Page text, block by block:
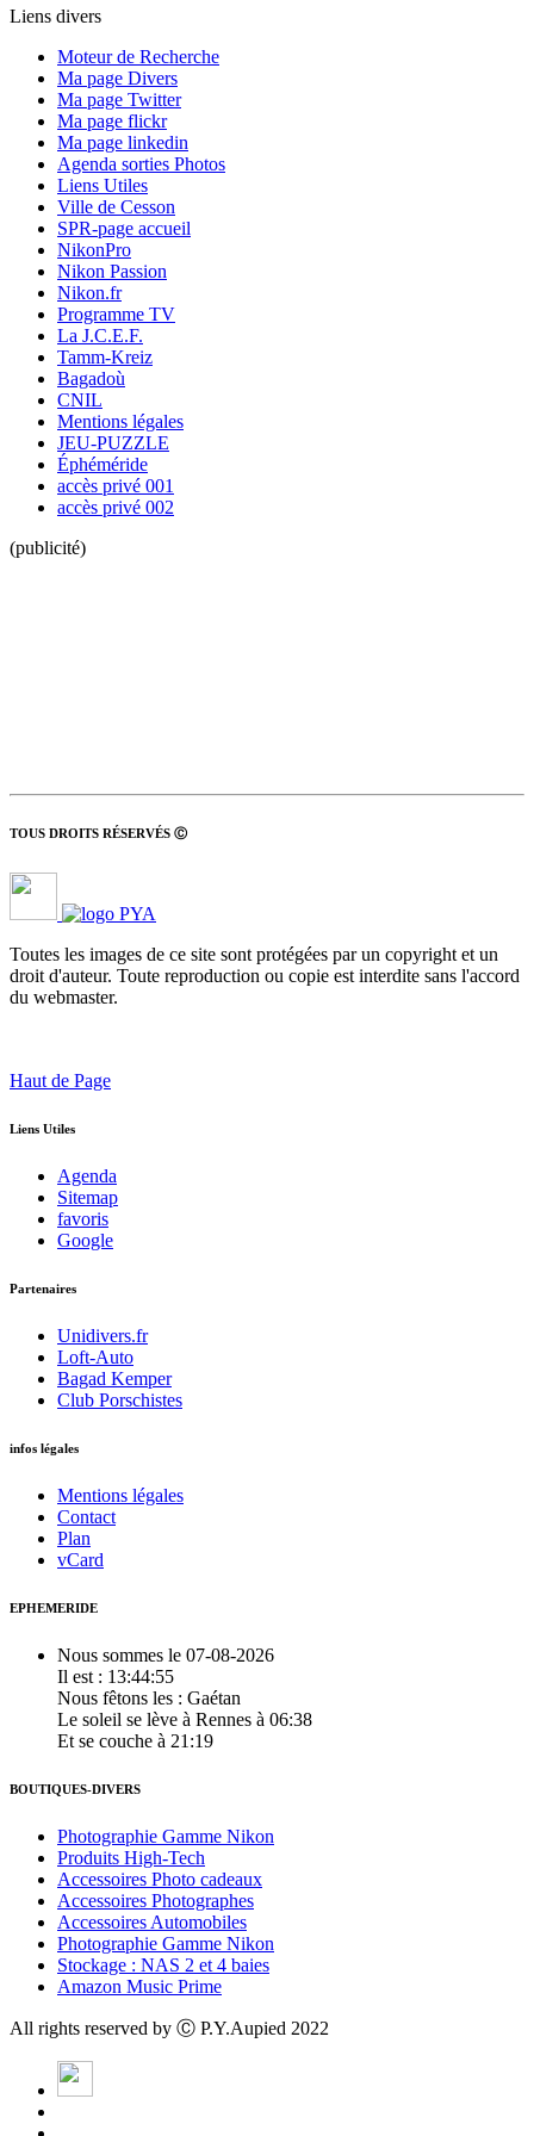
Liens divers
Moteur de Recherche
Ma page Divers
Ma page Twitter
Ma page flickr
Ma page linkedin
Agenda sorties Photos
Liens Utiles
Ville de Cesson
SPR-page accueil
NikonPro
Nikon Passion
Nikon.fr
Programme TV
La J.C.E.F.
Tamm-Kreiz
Bagadoù
CNIL
Mentions légales
JEU-PUZZLE
Éphéméride
accès privé 001
accès privé 002
(publicité)
TOUS DROITS RÉSERVÉS Ⓒ
Toutes les images de ce site sont protégées par un copyright et un
droit d'auteur. Toute reproduction ou copie est interdite sans l'accord
du webmaster.
Haut de Page
Liens Utiles
Agenda
Sitemap
favoris
Google
Partenaires
Unidivers.fr
Loft-Auto
Bagad Kemper
Club Porschistes
infos légales
Mentions légales
Contact
Plan
vCard
EPHEMERIDE
Nous sommes le 07-08-2026
Il est : 13:44:55
Nous fêtons les : Gaétan
Le soleil se lève à Rennes à 06:38
Et se couche à 21:19
BOUTIQUES-DIVERS
Photographie Gamme Nikon
Produits High-Tech
Accessoires Photo cadeaux
Accessoires Photographes
Accessoires Automobiles
Photographie Gamme Nikon
Stockage : NAS 2 et 4 baies
Amazon Music Prime
All rights reserved by Ⓒ P.Y.Aupied 2022